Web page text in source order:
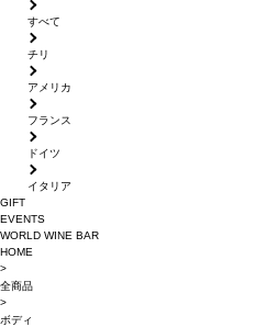
すべて
チリ
アメリカ
フランス
ドイツ
イタリア
GIFT
EVENTS
WORLD WINE BAR
HOME
>
全商品
>
ボディ